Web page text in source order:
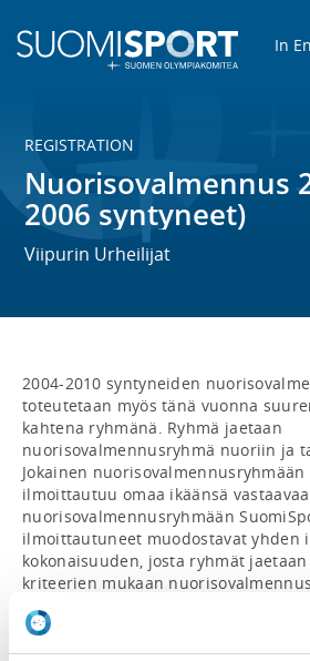
In
REGISTRATION
Nuorisovalmennus
2006 syntyneet)
Viipurin Urheilijat
2004-2010 syntyneiden
toteutetaan myös tänä vuonna
kahtena ryhmänä. Ryhmä jaetaan
nuorisovalmennusryhmä nuoriin ja
Jokainen nuorisovalmennusryhmään
ilmoittautuu omaa ikäänsä
nuorisovalmennusryhmään
ilmoittautuneet muodostavat yhden
kokonaisuuden, josta ryhmät
kriteerien mukaan
ja II (nuoret).
17-sarjasta ylöspäin urheilijoiden
päälajin tai lajien